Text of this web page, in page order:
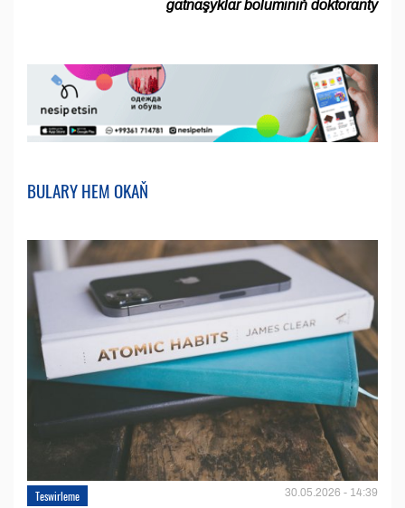
gatnaşyklar bölüminiň doktoranty
BULARY HEM OKAŇ
Teswirleme 30.05.2026 - 14:39